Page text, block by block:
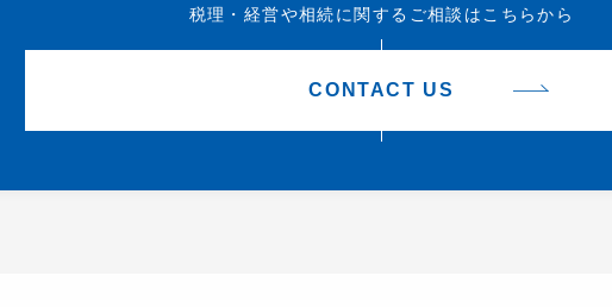
税理・経営や相続に関する ご相談はこちらから
CONTACT US